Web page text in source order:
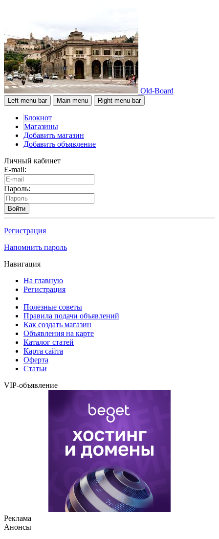
Old-Board
Left menu bar Main menu Right menu bar
Блокнот
Магазины
Добавить магазин
Добавить объявление
Личный кабинет
E-mail:
Пароль:
Войти
Регистрация
Напомнить пароль
Навигация
На главную
Регистрация
Полезные советы
Правила подачи объявлений
Как создать магазин
Объявления на карте
Каталог статей
Карта сайта
Оферта
Статьи
VIP-объявление
Реклама
Анонсы